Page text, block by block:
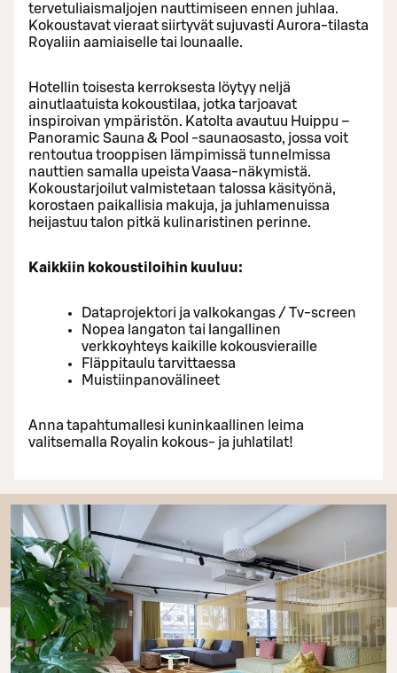
tervetuliaismaljojen nauttimiseen ennen juhlaa.
Kokoustavat vieraat siirtyvät sujuvasti Aurora-tilasta
Royaliin aamiaiselle tai lounaalle.
Hotellin toisesta kerroksesta löytyy neljä
ainutlaatuista kokoustilaa, jotka tarjoavat
inspiroivan ympäristön. Katolta avautuu Huippu –
Panoramic Sauna & Pool -saunaosasto, jossa voit
rentoutua trooppisen lämpimissä tunnelmissa
nauttien samalla upeista Vaasa-näkymistä.
Kokoustarjoilut valmistetaan talossa käsityönä,
korostaen paikallisia makuja, ja juhlamenuissa
heijastuu talon pitkä kulinaristinen perinne.
Kaikkiin kokoustiloihin kuuluu:
Dataprojektori ja valkokangas / Tv-screen
Nopea langaton tai langallinen
verkkoyhteys kaikille kokousvieraille
Fläppitaulu tarvittaessa
Muistiinpanovälineet
Anna tapahtumallesi kuninkaallinen leima
valitsemalla Royalin kokous- ja juhlatilat!